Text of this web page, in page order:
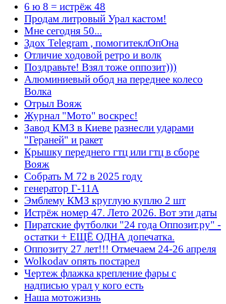
6 ю 8 = истрёж 48
Продам литровый Урал кастом!
Мне сегодня 50...
Здох Telegram , помогитеклОпОна
Отличие ходовой ретро и волк
Поздравьте! Взял тоже оппозит)))
Алюминиевый обод на переднее колесо
Волка
Отрыл Вояж
Журнал "Мото" воскрес!
Завод КМЗ в Киеве разнесли ударами
"Гераней" и ракет
Крышку переднего гтц или гтц в сборе
Вояж
Собрать М 72 в 2025 году
генератор Г-11А
Эмблему КМЗ круглую куплю 2 шт
Истрёж номер 47. Лето 2026. Вот эти даты
Пиратские футболки "24 года Оппозит.ру" -
остатки + ЕЩЁ ОДНА допечатка.
Оппозиту 27 лет!!! Отмечаем 24-26 апреля
Wolkodav опять постарел
Чертеж флажка крепление фары с
надписью урал у кого есть
Наша мотожизнь